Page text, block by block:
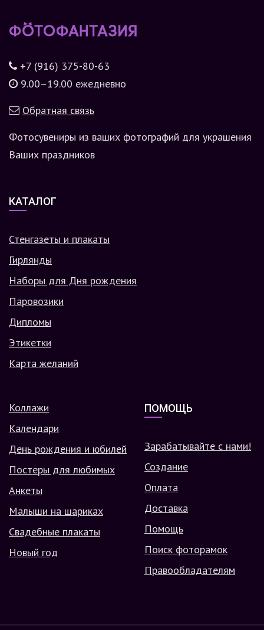
+7 (916) 375-80-63
9.00–19.00 ежедневно
Обратная связь
Фотосувениры из ваших фотографий для украшения
Ваших праздников
КАТАЛОГ
Стенгазеты и плакаты
Гирлянды
Наборы для Дня рождения
Паровозики
Дипломы
Этикетки
Карта желаний
Коллажи
Календари
День рождения и юбилей
Постеры для любимых
Анкеты
Малыши на шариках
Свадебные плакаты
Новый год
ПОМОЩЬ
Зарабатывайте с нами!
Создание
Оплата
Доставка
Помощь
Поиск фоторамок
Правообладателям